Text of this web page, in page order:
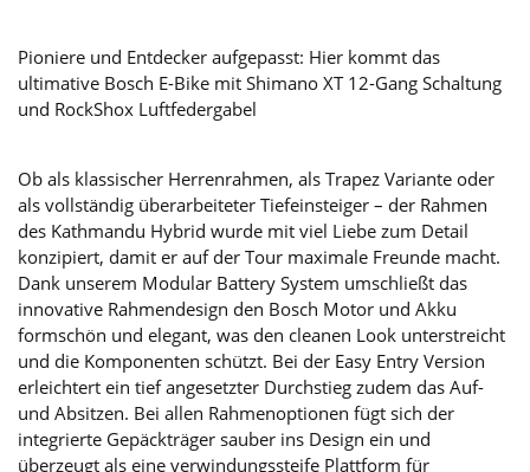
Pioniere und Entdecker aufgepasst: Hier kommt das
ultimative Bosch E-Bike mit Shimano XT 12-Gang Schaltung
und RockShox Luftfedergabel
Ob als klassischer Herrenrahmen, als Trapez Variante oder
als vollständig überarbeiteter Tiefeinsteiger – der Rahmen
des Kathmandu Hybrid wurde mit viel Liebe zum Detail
konzipiert, damit er auf der Tour maximale Freunde macht.
Dank unserem Modular Battery System umschließt das
innovative Rahmendesign den Bosch Motor und Akku
formschön und elegant, was den cleanen Look unterstreicht
und die Komponenten schützt. Bei der Easy Entry Version
erleichtert ein tief angesetzter Durchstieg zudem das Auf-
und Absitzen. Bei allen Rahmenoptionen fügt sich der
integrierte Gepäckträger sauber ins Design ein und
überzeugt als eine verwindungssteife Plattform für